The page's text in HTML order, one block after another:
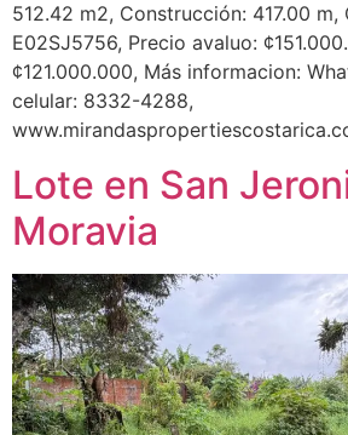
512.42 m2, Construcción: 417.00 m,
E02SJ5756, Precio avaluo:
¢121.000.000, Más informacion:
celular: 8332-4288,
Lote en San
Moravia